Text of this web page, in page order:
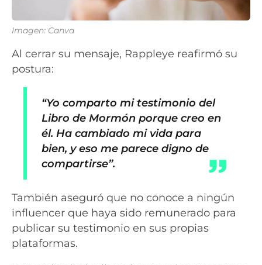
Imagen: Canva
Al cerrar su mensaje, Rappleye reafirmó su
postura:
“Yo comparto mi testimonio del
Libro de Mormón porque creo en
él. Ha cambiado mi vida para
bien, y eso me parece digno de
compartirse”.
También aseguró que no conoce a ningún
influencer que haya sido remunerado para
publicar su testimonio en sus propias
plataformas.